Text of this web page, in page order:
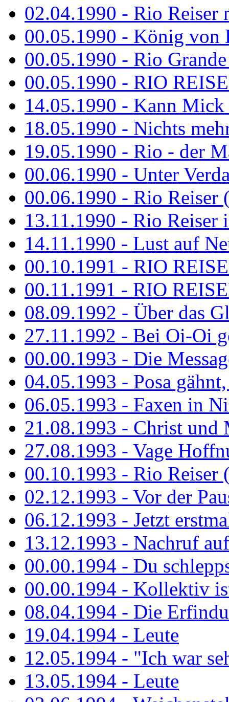
02.04.1990 - Rio
00.05.1990 - König von
00.05.1990 - Rio
00.05.1990 - RIO
14.05.1990 - Kann Mick
18.05.1990 - Nichts
19.05.1990 - Rio - der
00.06.1990 - Unter
00.06.1990 - Rio Reiser
13.11.1990 - Rio Reiser
14.11.1990 - Lust auf
00.10.1991 - RIO
00.11.1991 - RIO
08.09.1992 - Über das
27.11.1992 - Bei Oi-Oi
00.00.1993 - Die
04.05.1993 - Posa
06.05.1993 - Faxen in
21.08.1993 - Christ und
27.08.1993 - Vage
00.10.1993 - Rio Reiser
02.12.1993 - Vor der
06.12.1993 - Jetzt
13.12.1993 - Nachruf
00.00.1994 - Du
00.00.1994 - Kollektiv
08.04.1994 - Die
19.04.1994 - Leute
12.05.1994 - "Ich war
13.05.1994 - Leute